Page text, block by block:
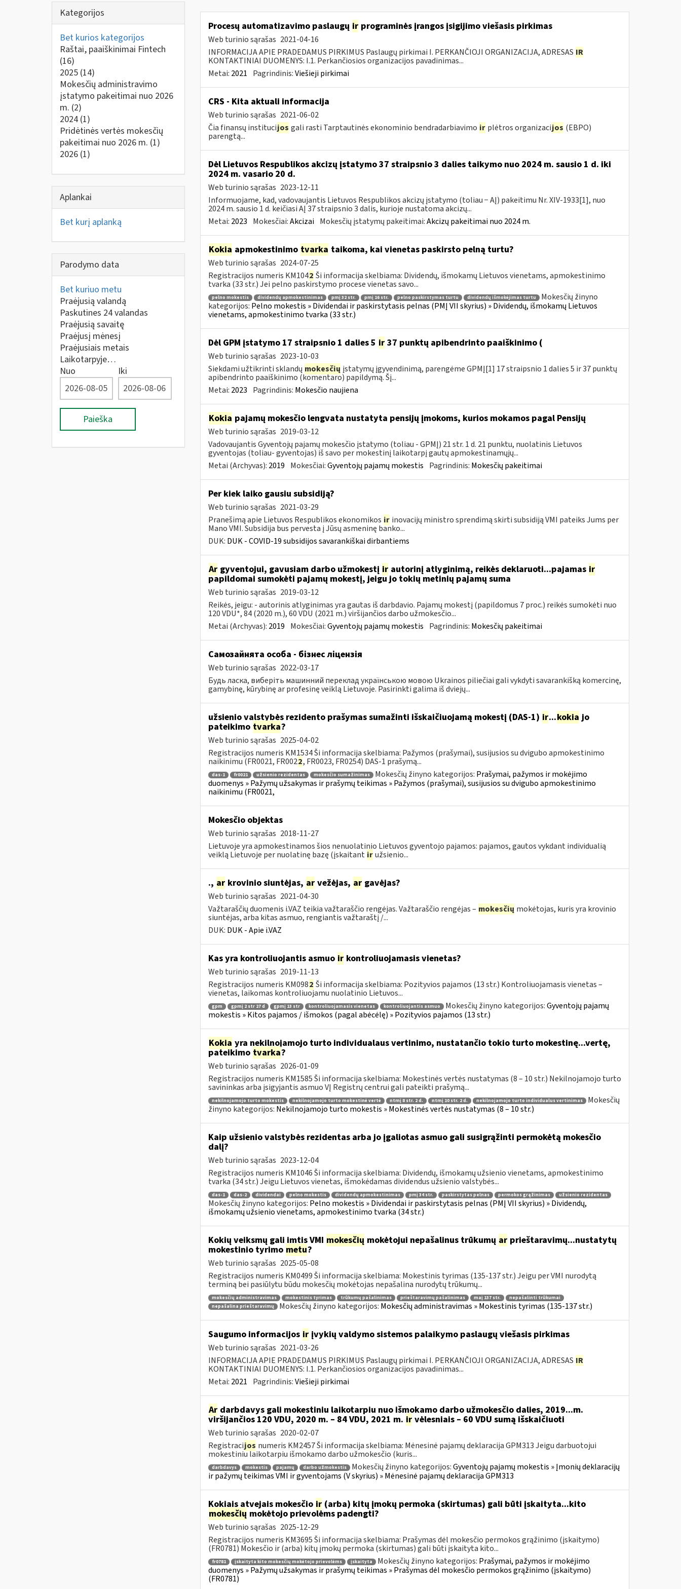
Kategorijos
Bet kurios kategorijos
Raštai, paaiškinimai Fintech
(16)
2025 (14)
Mokesčių administravimo
įstatymo pakeitimai nuo 2026
m. (2)
2024 (1)
Pridėtinės vertės mokesčių
pakeitimai nuo 2026 m. (1)
2026 (1)
Aplankai
Bet kurį aplanką
Parodymo data
Bet kuriuo metu
Praėjusią valandą
Paskutines 24 valandas
Praėjusią savaitę
Praėjusį mėnesį
Praėjusiais metais
Laikotarpyje…
Nuo
Iki
Paieška
Procesų automatizavimo paslaugų irprograminės įrangos įsigijimo viešasis pirkimas
Web turinio sąrašas 2021-04-16
INFORMACIJA APIE PRADEDAMUS PIRKIMUS Paslaugų pirkimai I. PERKANČIOJI ORGANIZACIJA, ADRESAS IR
KONTAKTINIAI DUOMENYS: I.1. Perkančiosios organizacijos pavadinimas...
Metai: 2021 Pagrindinis:Viešieji pirkimai
CRS - Kita aktuali informacija
Web turinio sąrašas 2021-06-02
Čia finansų institucijos gali rasti Tarptautinės ekonominio bendradarbiavimo ir plėtros organizacijos (EBPO)
parengtą...
Dėl Lietuvos Respublikos akcizų įstatymo 37 straipsnio 3 dalies taikymo nuo 2024 m. sausio 1 d. iki
2024 m. vasario 20 d.
Web turinio sąrašas 2023-12-11
Informuojame, kad, vadovaujantis Lietuvos Respublikos akcizų įstatymo (toliau − AĮ) pakeitimu Nr. XIV-1933[1], nuo
2024 m. sausio 1 d. keičiasi AĮ 37 straipsnio 3 dalis, kurioje nustatoma akcizų...
Metai: 2023 Mokesčiai:Akcizai Mokesčių įstatymų pakeitimai:Akcizų pakeitimai nuo 2024 m.
Kokia apmokestinimo tvarka taikoma, kai vienetas paskirsto pelną turtu?
Web turinio sąrašas 2024-07-25
Registracijos numeris KM1042 Ši informacija skelbiama: Dividendų, išmokamų Lietuvos vienetams, apmokestinimo
tvarka (33 str.) Jei pelno paskirstymo procese vienetas savo...
pelno mokestis dividendų apmokestinimas pmį 32 str. pmį 16 str. pelno paskirstymas turtu dividendų išmokėjimas turtu
Mokesčių žinyno
kategorijos: Pelno mokestis » Dividendai ir paskirstytasis pelnas (PMĮ VII skyrius) » Dividendų, išmokamų Lietuvos
vienetams, apmokestinimo tvarka (33 str.)
Dėl GPM įstatymo 17 straipsnio 1 dalies 5 ir37 punktų apibendrinto paaiškinimo (
Web turinio sąrašas 2023-10-03
Siekdami užtikrinti sklandų mokesčių įstatymų įgyvendinimą, parengėme GPMĮ[1] 17 straipsnio 1 dalies 5 ir 37 punktų
apibendrinto paaiškinimo (komentaro) papildymą. Šį...
Metai: 2023 Pagrindinis: Mokesčio naujiena
Kokia pajamų mokesčio lengvata nustatyta pensijų įmokoms, kurios mokamos pagal Pensijų
Web turinio sąrašas 2019-03-12
Vadovaujantis Gyventojų pajamų mokesčio įstatymo (toliau - GPMĮ) 21 str. 1 d. 21 punktu, nuolatinis Lietuvos
gyventojas (toliau- gyventojas) iš savo per mokestinį laikotarpį gautų apmokestinamųjų...
Metai (Archyvas): 2019 Mokesčiai:Gyventojų pajamų mokestis Pagrindinis: Mokesčių pakeitimai
Per kiek laiko gausiu subsidiją?
Web turinio sąrašas 2021-03-29
Pranešimą apie Lietuvos Respublikos ekonomikos ir inovacijų ministro sprendimą skirti subsidiją VMI pateiks Jums per
Mano VMI. Subsidija bus pervesta į Jūsų asmeninę banko...
DUK: DUK - COVID-19 subsidijos savarankiškai dirbantiems
Argyventojui, gavusiam darbo užmokestį irautorinį atlyginimą, reikės deklaruoti...pajamas ir
papildomai sumokėti pajamų mokestį, jeigu jo tokių metinių pajamų suma
Web turinio sąrašas 2019-03-12
Reikės, jeigu: - autorinis atlyginimas yra gautas iš darbdavio. Pajamų mokestį (papildomus 7 proc.) reikės sumokėti nuo
120 VDU*, 84 (2020 m.), 60 VDU (2021 m.) viršijančios darbo užmokesčio...
Metai (Archyvas): 2019 Mokesčiai:Gyventojų pajamų mokestis Pagrindinis: Mokesčių pakeitimai
Самозайнята особа - бізнес ліцензія
Web turinio sąrašas 2022-03-17
Будь ласка, виберіть машинний переклад українською мовою Ukrainos piliečiai gali vykdyti savarankišką komercinę,
gamybinę, kūrybinę ar profesinę veiklą Lietuvoje. Pasirinkti galima iš dviejų...
užsienio valstybės rezidento prašymas sumažinti išskaičiuojamą mokestį (DAS-1) ir...kokia jo
pateikimo tvarka?
Web turinio sąrašas 2025-04-02
Registracijos numeris KM1534 Ši informacija skelbiama: Pažymos (prašymai), susijusios su dvigubo apmokestinimo
naikinimu (FR0021, FR0022, FR0023, FR0254) DAS-1 prašymą...
das-1 fr0021 užsienio rezidentas mokesčio sumažinimas Mokesčių žinyno kategorijos: Prašymai, pažymos ir mokėjimo
duomenys » Pažymų užsakymas ir prašymų teikimas » Pažymos (prašymai), susijusios su dvigubo apmokestinimo
naikinimu (FR0021,
Mokesčio objektas
Web turinio sąrašas 2018-11-27
Lietuvoje yra apmokestinamos šios nenuolatinio Lietuvos gyventojo pajamos: pajamos, gautos vykdant individualią
veiklą Lietuvoje per nuolatinę bazę (įskaitant ir užsienio...
., arkrovinio siuntėjas, arvežėjas, argavėjas?
Web turinio sąrašas 2021-04-30
Važtaraščių duomenis i.VAZ teikia važtaraščio rengėjas. Važtaraščio rengėjas – mokesčių mokėtojas, kuris yra krovinio
siuntėjas, arba kitas asmuo, rengiantis važtaraštį /...
DUK: DUK - Apie i.VAZ
Kas yra kontroliuojantis asmuo irkontroliuojamasis vienetas?
Web turinio sąrašas 2019-11-13
Registracijos numeris KM0982 Ši informacija skelbiama: Pozityvios pajamos (13 str.) Kontroliuojamasis vienetas –
vienetas, laikomas kontroliuojamu nuolatinio Lietuvos...
gpm gpmį 2 str 27 d gpmį 13 str kontroliuojamasis vienetas kontroliuojantis asmuo Mokesčių žinyno kategorijos:Gyventojų pajamų
mokestis » Kitos pajamos / išmokos (pagal abėcėlę) » Pozityvios pajamos (13 str.)
Kokia yra nekilnojamojo turto individualaus vertinimo, nustatančio tokio turto mokestinę...vertę,
pateikimo tvarka?
Web turinio sąrašas 2026-01-09
Registracijos numeris KM1585 Ši informacija skelbiama: Mokestinės vertės nustatymas (8 – 10 str.) Nekilnojamojo turto
savininkas arba įsigyjantis asmuo VĮ Registrų centrui gali pateikti prašymą...
nekilnojamojo turto mokestis nekilnojamojo turto mokestinė vertė ntmį 8 str. 2 d. ntmį 10 str. 2 d. nekilnojamojo turto individualus vertinimas
Mokesčių
žinyno kategorijos: Nekilnojamojo turto mokestis » Mokestinės vertės nustatymas (8 – 10 str.)
Kaip užsienio valstybės rezidentas arba jo įgaliotas asmuo gali susigrąžinti permokėtą mokesčio
dalį?
Web turinio sąrašas 2023-12-04
Registracijos numeris KM1046 Ši informacija skelbiama: Dividendų, išmokamų užsienio vienetams, apmokestinimo
tvarka (34 str.) Jeigu Lietuvos vienetas, išmokėdamas dividendus užsienio valstybės...
das-1 das-2 dividendai pelno mokestis dividendų apmokestinimas pmį 34 str. paskirstytas pelnas permokos grąžinimas užsienio rezidentas
Mokesčių žinyno kategorijos: Pelno mokestis » Dividendai ir paskirstytasis pelnas (PMĮ VII skyrius) » Dividendų,
išmokamų užsienio vienetams, apmokestinimo tvarka (34 str.)
Kokių veiksmų gali imtis VMI mokesčių mokėtojui nepašalinus trūkumų arprieštaravimų...nustatytų
mokestinio tyrimo metu?
Web turinio sąrašas 2025-05-08
Registracijos numeris KM0499 Ši informacija skelbiama: Mokestinis tyrimas (135-137 str.) Jeigu per VMI nurodytą
terminą bei pasiūlytu būdu mokesčių mokėtojas nepašalina nurodytų trūkumų...
mokesčių administravimas mokestinis tyrimas trūkumų pašalinimas prieštaravimų pašalinimas maį 137 str.
nepašalinti trūkumai
nepašalina prieštaravimų
Mokesčių žinyno kategorijos: Mokesčių administravimas » Mokestinis tyrimas (135-137 str.)
Saugumo informacijos irįvykių valdymo sistemos palaikymo paslaugų viešasis pirkimas
Web turinio sąrašas 2021-03-26
INFORMACIJA APIE PRADEDAMUS PIRKIMUS Paslaugų pirkimai I. PERKANČIOJI ORGANIZACIJA, ADRESAS IR
KONTAKTINIAI DUOMENYS: I.1. Perkančiosios organizacijos pavadinimas...
Metai: 2021 Pagrindinis:Viešieji pirkimai
Ardarbdavys gali mokestiniu laikotarpiu nuo išmokamo darbo užmokesčio dalies, 2019...m.
viršijančios 120 VDU, 2020 m. – 84 VDU, 2021 m. irvėlesniais – 60 VDU sumą išskaičiuoti
Web turinio sąrašas 2020-02-07
Registracijos numeris KM2457 Ši informacija skelbiama: Mėnesinė pajamų deklaracija GPM313 Jeigu darbuotojui
mokestiniu laikotarpiu išmokamo darbo užmokesčio (kuris...
darbdavys mokestis pajamų darbo užmokestis Mokesčių žinyno kategorijos:Gyventojų pajamų mokestis » Įmonių deklaracijų
ir pažymų teikimas VMI ir gyventojams (V skyrius) » Mėnesinė pajamų deklaracija GPM313
Kokiais atvejais mokesčio ir(arba) kitų įmokų permoka (skirtumas) gali būti įskaityta...kito
mokesčių mokėtojo prievolėms padengti?
Web turinio sąrašas 2025-12-29
Registracijos numeris KM3695 Ši informacija skelbiama: Prašymas dėl mokesčio permokos grąžinimo (įskaitymo)
(FR0781) Mokesčio ir (arba) kitų įmokų permoka (skirtumas) gali būti įskaityta kito...
fr0781 įskaityta kito mokesčių mokėtojo prievolėms įskaityta Mokesčių žinyno kategorijos: Prašymai, pažymos ir mokėjimo
duomenys » Pažymų užsakymas ir prašymų teikimas » Prašymas dėl mokesčio permokos grąžinimo (įskaitymo)
(FR0781)